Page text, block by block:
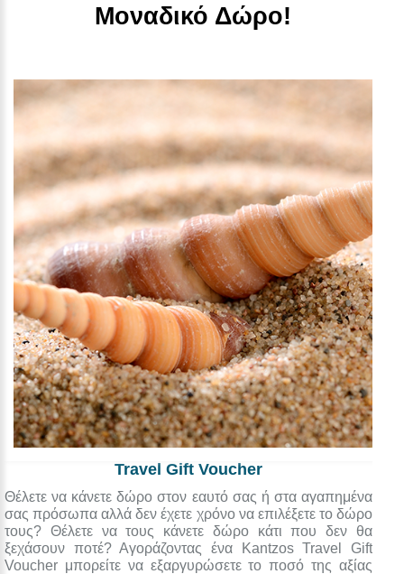
Μοναδικό Δώρο!
Travel Gift Voucher
Θέλετε να κάνετε δώρο στον εαυτό σας ή στα αγαπημένα
σας πρόσωπα αλλά δεν έχετε χρόνο να επιλέξετε το δώρο
τους? Θέλετε να τους κάνετε δώρο κάτι που δεν θα
ξεχάσουν ποτέ? Αγοράζοντας ένα Kantzos Travel Gift
Voucher μπορείτε να εξαργυρώσετε το ποσό της αξίας